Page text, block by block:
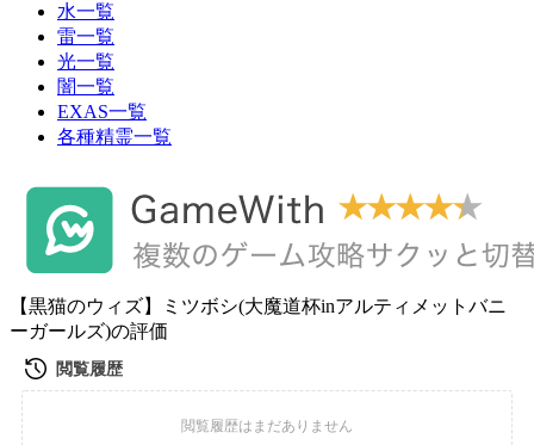
水一覧
雷一覧
光一覧
闇一覧
EXAS一覧
各種精霊一覧
【黒猫のウィズ】ミツボシ(大魔道杯inアルティメットバニ
ーガールズ)の評価